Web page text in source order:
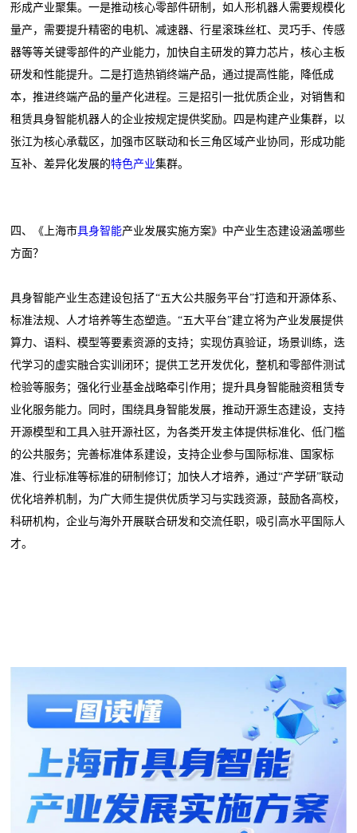
形成产业聚集。一是推动核心零部件研制，如人形机器人需要规模化
量产，需要提升精密的电机、减速器、行星滚珠丝杠、灵巧手、传感
器等等关键零部件的产业能力，加快自主研发的算力芯片，核心主板
研发和性能提升。二是打造热销终端产品，通过提高性能，降低成
本，推进终端产品的量产化进程。三是招引一批优质企业，对销售和
租赁具身智能机器人的企业按规定提供奖励。四是构建产业集群，以
张江为核心承载区，加强市区联动和长三角区域产业协同，形成功能
互补、差异化发展的特色产业集群。
四、《上海市具身智能产业发展实施方案》中产业生态建设涵盖哪些
方面？
具身智能产业生态建设包括了“五大公共服务平台”打造和开源体系、
标准法规、人才培养等生态塑造。“五大平台”建立将为产业发展提供
算力、语料、模型等要素资源的支持；实现仿真验证，场景训练，迭
代学习的虚实融合实训闭环；提供工艺开发优化，整机和零部件测试
检验等服务；强化行业基金战略牵引作用；提升具身智能融资租赁专
业化服务能力。同时，围绕具身智能发展，推动开源生态建设，支持
开源模型和工具入驻开源社区，为各类开发主体提供标准化、低门槛
的公共服务；完善标准体系建设，支持企业参与国际标准、国家标
准、行业标准等标准的研制修订；加快人才培养，通过“产学研”联动
优化培养机制，为广大师生提供优质学习与实践资源，鼓励各高校，
科研机构，企业与海外开展联合研发和交流任职，吸引高水平国际人
才。